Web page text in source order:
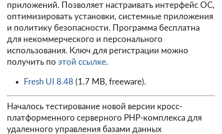
приложений. Позволяет настраивать интерфейс ОС,
оптимизировать установки, системные приложения
и политику безопасности. Программа бесплатна
для некоммерческого и персонального
использования. Ключ для регистрации можно
получить по этой ссылке.
Fresh UI 8.48 (1.7 MB, freeware).
Началось тестирование новой версии кросс-
платформенного серверного PHP-комплекса для
удаленного управления базами данных